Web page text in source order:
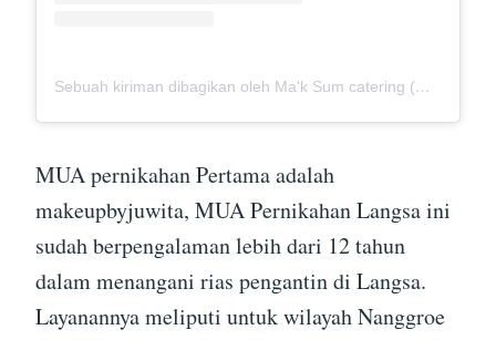
Sebuah kiriman dibagikan oleh Ma'k Sum catering (@mak_sumcatering)
MUA pernikahan Pertama adalah
makeupbyjuwita, MUA Pernikahan Langsa ini
sudah berpengalaman lebih dari 12 tahun
dalam menangani rias pengantin di Langsa.
Layanannya meliputi untuk wilayah Nanggroe